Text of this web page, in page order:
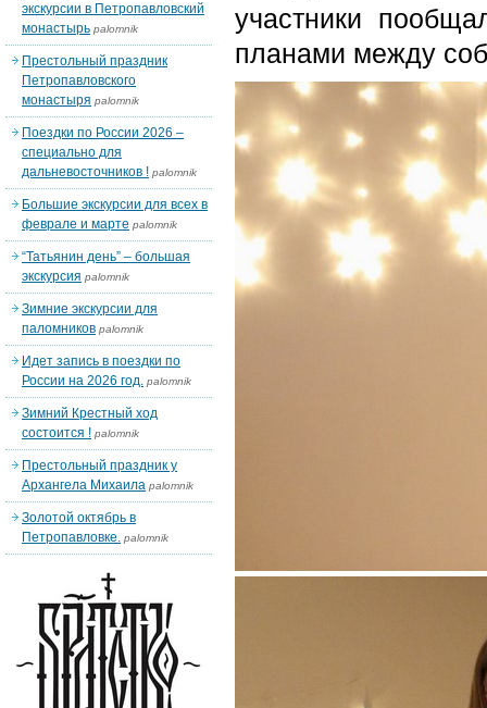
участники
планами между
экскурсии в Петропавловский
монастырь palomnik
Престольный праздник
Петропавловского
монастыря palomnik
Поездки по России 2026 –
специально для
дальневосточников ! palomnik
Большие экскурсии для всех в
феврале и марте palomnik
“Татьянин день” – большая
экскурсия palomnik
Зимние экскурсии для
паломников palomnik
Идет запись в поездки по
России на 2026 год. palomnik
Зимний Крестный ход
состоится ! palomnik
Престольный праздник у
Архангела Михаила palomnik
Золотой октябрь в
Петропавловке. palomnik